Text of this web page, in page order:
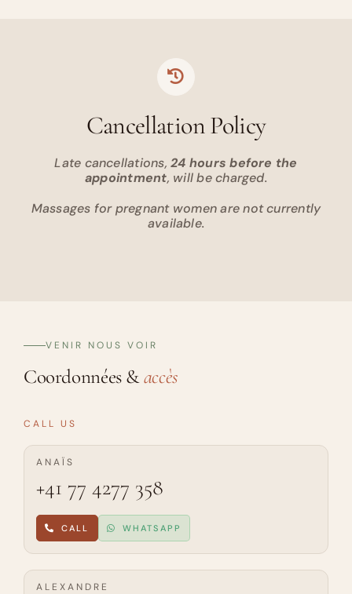
Cancellation Policy
Late cancellations,24 hours before the
appointment, will be charged.
Massages for pregnant women are not currently
available.
VENIR NOUS VOIR
Coordonnées &accès
CALL US
ANAÏS
+41 77 4277 358
CALL WHATSAPP
ALEXANDRE